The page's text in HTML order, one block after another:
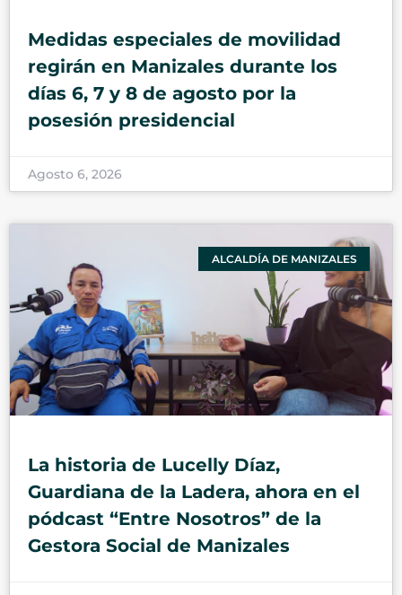
Medidas especiales de movilidad
regirán en Manizales durante los
días 6, 7 y 8 de agosto por la
posesión presidencial
Agosto 6, 2026
ALCALDÍA DE MANIZALES
La historia de Lucelly Díaz,
Guardiana de la Ladera, ahora en el
pódcast “Entre Nosotros” de la
Gestora Social de Manizales